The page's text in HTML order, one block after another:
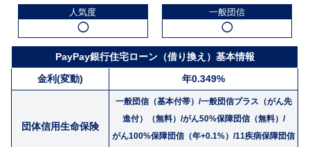
人気度
◯
一般団信
◯
PayPay銀行住宅ローン（借り換え）基本情報
金利(変動)
年0.349%
団体信用生命保険
一般団信（基本付帯）/一般団信プラス（がん先
進付）（無料）/がん50%保障団信（無料）/
がん100%保障団信（年+0.1%）/11疾病保障団信